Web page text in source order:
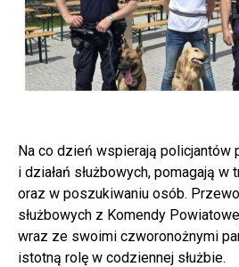
Na co dzień wspierają policjantów
i działań służbowych, pomagają w
oraz w poszukiwaniu osób.
służbowych z Komendy
wraz ze swoimi czworonożnymi
istotną rolę w codziennej służbie.